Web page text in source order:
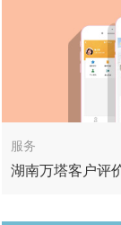
服务
湖南万塔客户评